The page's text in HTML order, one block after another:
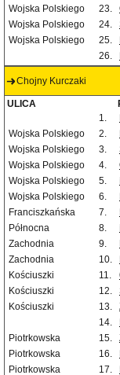
Wojska Polskiego
23.
Wojska Polskiego
24.
Wojska Polskiego
25.
26.
Chojny Kurczaki
ULICA
1.
Wojska Polskiego
2.
Wojska Polskiego
3.
Wojska Polskiego
4.
Wojska Polskiego
5.
Wojska Polskiego
6.
Franciszkańska
7.
Północna
8.
Zachodnia
9.
Zachodnia
10.
Kościuszki
11.
Kościuszki
12.
Kościuszki
13.
14.
Piotrkowska
15.
Piotrkowska
16.
Piotrkowska
17.